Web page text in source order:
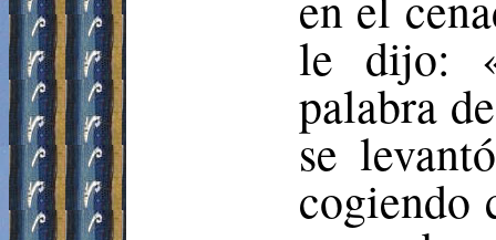
le dijo:
palabra
se
cogiendo